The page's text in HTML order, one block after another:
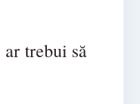
trebui să